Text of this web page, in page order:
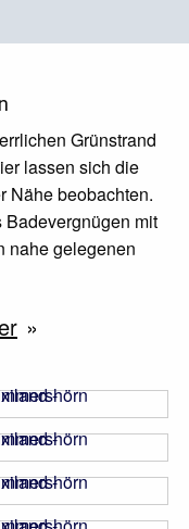
Grünstrand
lassen sich die
Nähe beobachten.
mit
nahe gelegenen